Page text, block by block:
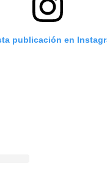
publicación en